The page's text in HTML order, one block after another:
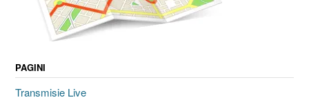
PAGINI
Transmisie Live